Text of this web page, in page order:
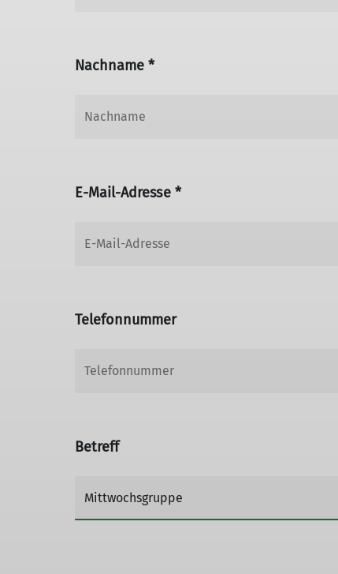
Nachname *
E-Mail-Adresse *
Telefonnummer
Betreff